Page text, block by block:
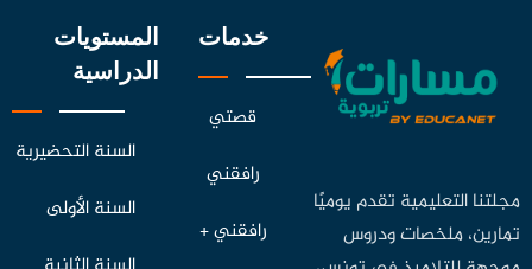
مجلتنا التعليمية تقدم يوميًا
تمارين، ملخصات ودروس
خدمات
قصتي
رافقني
رافقني +
المستويات
الدراسية
السنة التحضيرية
السنة الأولى